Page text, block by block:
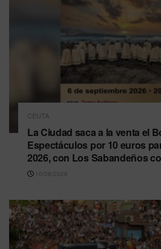
CEUTA
La Ciudad saca a la venta el
Espectáculos por 10 euros
2026, con Los Sabandeños
10/08/2026